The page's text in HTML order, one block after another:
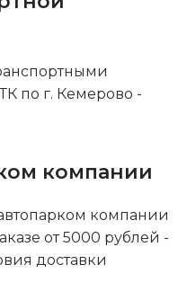
по г. Кемерово -
компании
компании
от 5000 рублей -
доставки